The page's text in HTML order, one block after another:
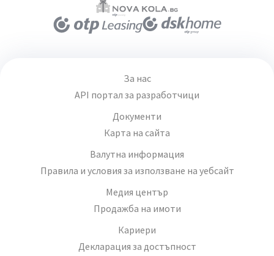
За нас
API портал за разработчици
Документи
Карта на сайта
Валутна информация
Правила и условия за използване на уебсайт
Медия център
Продажба на имоти
Кариери
Декларация за достъпност